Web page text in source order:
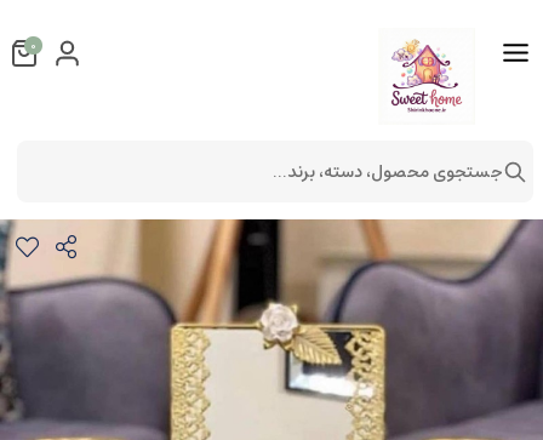
0
جستجوی محصول، دسته، برند...